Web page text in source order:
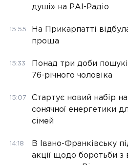
душі» на РАІ-Радіо
15:55
На Прикарпатті
проща
15:33
Понад три доби
76-річного чоловіка
15:07
Стартує новий набір на
сонячної енергетики
сімей
14:18
В Івано-Франківську
акції щодо боротьби з